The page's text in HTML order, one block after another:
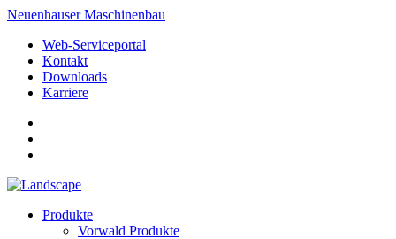
Neuenhauser Maschinenbau
Web-Serviceportal
Kontakt
Downloads
Karriere
Produkte
Vorwald Produkte